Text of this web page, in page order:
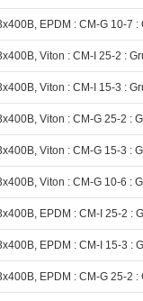
EPDM : CM-G 10-7 :
Viton : CM-I 25-2 :
Viton : CM-I 15-3 :
Viton : CM-G 25-2 :
Viton : CM-G 15-3 :
Viton : CM-G 10-6 :
EPDM : CM-I 25-2 :
EPDM : CM-I 15-3 :
EPDM : CM-G 25-2 :